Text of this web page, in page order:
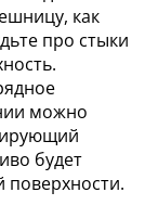
как
про стыки
можно
будет
поверхности.